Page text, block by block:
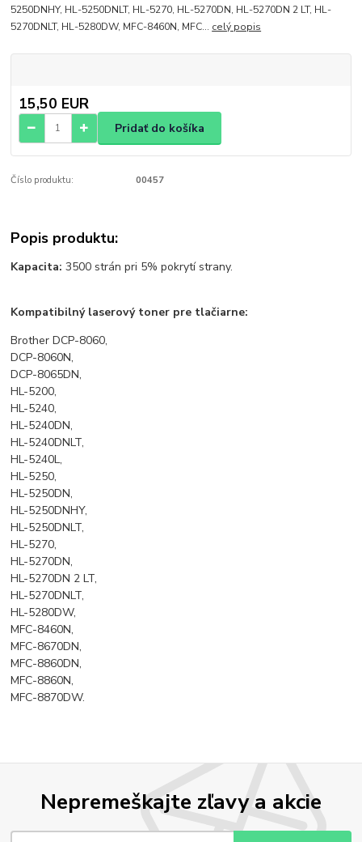
5250DNHY, HL-5250DNLT, HL-5270, HL-5270DN, HL-5270DN 2 LT, HL-
5270DNLT, HL-5280DW, MFC-8460N, MFC... celý popis
15,50 EUR
Pridať do košíka
Číslo produktu: 00457
Popis produktu:
Kapacita: 3500 strán pri 5% pokrytí strany.
Kompatibilný laserový toner pre tlačiarne:
Brother DCP-8060,
DCP-8060N,
DCP-8065DN,
HL-5200,
HL-5240,
HL-5240DN,
HL-5240DNLT,
HL-5240L,
HL-5250,
HL-5250DN,
HL-5250DNHY,
HL-5250DNLT,
HL-5270,
HL-5270DN,
HL-5270DN 2 LT,
HL-5270DNLT,
HL-5280DW,
MFC-8460N,
MFC-8670DN,
MFC-8860DN,
MFC-8860N,
MFC-8870DW.
Nepremeškajte zľavy a akcie